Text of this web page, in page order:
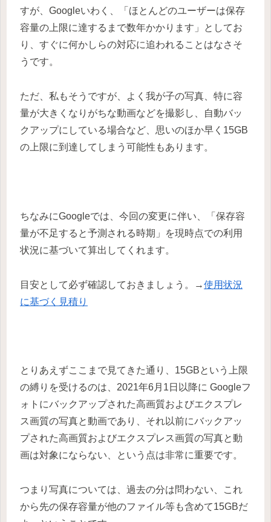
すが、Googleいわく、「ほとんどのユーザーは保存
容量の上限に達するまで数年かかります」としてお
り、すぐに何かしらの対応に追われることはなさそ
うです。
ただ、私もそうですが、よく我が子の写真、特に容
量が大きくなりがちな動画などを撮影し、自動バッ
クアップにしている場合など、思いのほか早く15GB
の上限に到達してしまう可能性もあります。
ちなみにGoogleでは、今回の変更に伴い、「保存容
量が不足すると予測される時期」を現時点での利用
状況に基づいて算出してくれます。
目安として必ず確認しておきましょう。→使用状況
に基づく見積り
とりあえずここまで見てきた通り、15GBという上限
の縛りを受けるのは、2021年6月1日以降に Googleフ
ォトにバックアップされた高画質およびエクスプレ
ス画質の写真と動画であり、それ以前にバックアッ
プされた高画質およびエクスプレス画質の写真と動
画は対象にならない、という点は非常に重要です。
つまり写真については、過去の分は問わない、これ
から先の保存容量が他のファイル等も含めて15GBだ